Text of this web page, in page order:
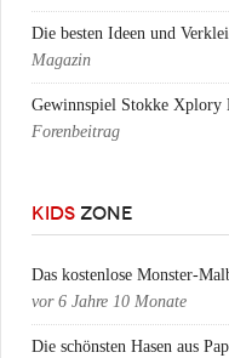
Die besten Ideen und
Magazin
Gewinnspiel Stokke Xplory
Forenbeitrag
KIDS ZONE
Das kostenlose Monster-
vor 6 Jahre 10 Monate
Die schönsten Hasen aus